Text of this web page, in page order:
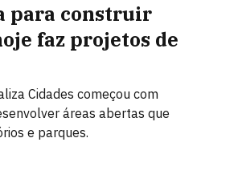
para construir
faz projetos de
Cidades começou com
áreas abertas que
e parques.